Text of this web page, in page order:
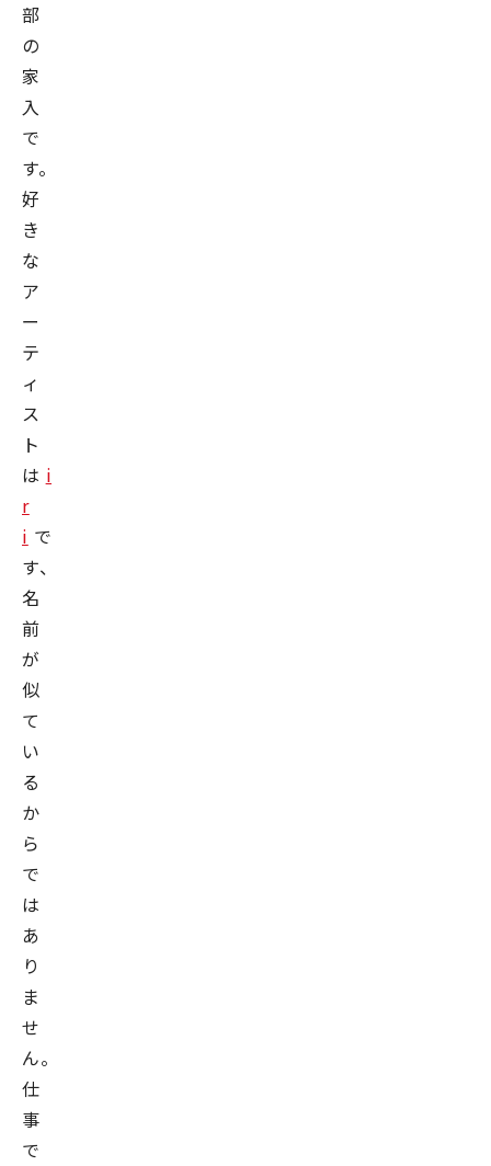
部
の
家
入
で
す。
好
き
な
ア
ー
テ
ィ
ス
ト
は i
r
i で
す、
名
前
が
似
て
い
る
か
ら
で
は
あ
り
ま
せ
ん。
仕
事
で